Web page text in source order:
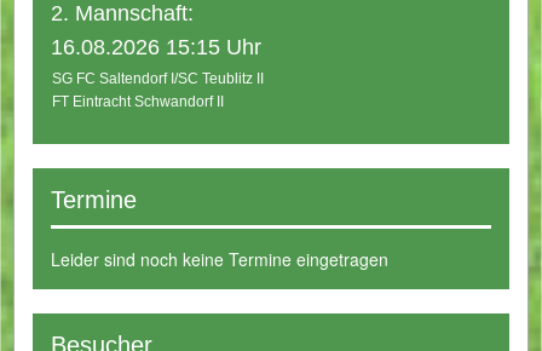
2. Mannschaft:
16.08.2026 15:15 Uhr
SG FC Saltendorf I/SC Teublitz II
FT Eintracht Schwandorf II
Termine
Leider sind noch keine Termine eingetragen
Besucher